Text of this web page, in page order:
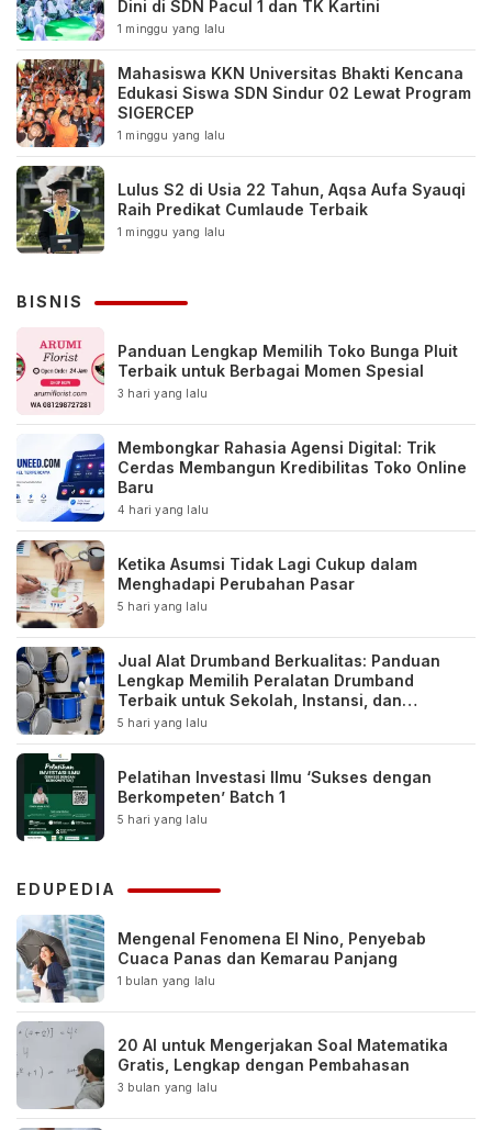
Dini di SDN Pacul 1 dan TK Kartini
1 minggu yang lalu
Mahasiswa KKN Universitas Bhakti Kencana
Edukasi Siswa SDN Sindur 02 Lewat Program
SIGERCEP
1 minggu yang lalu
Lulus S2 di Usia 22 Tahun, Aqsa Aufa Syauqi
Raih Predikat Cumlaude Terbaik
1 minggu yang lalu
BISNIS
Panduan Lengkap Memilih Toko Bunga Pluit
Terbaik untuk Berbagai Momen Spesial
3 hari yang lalu
Membongkar Rahasia Agensi Digital: Trik
Cerdas Membangun Kredibilitas Toko Online
Baru
4 hari yang lalu
Ketika Asumsi Tidak Lagi Cukup dalam
Menghadapi Perubahan Pasar
5 hari yang lalu
Jual Alat Drumband Berkualitas: Panduan
Lengkap Memilih Peralatan Drumband
Terbaik untuk Sekolah, Instansi, dan
Komunitas
5 hari yang lalu
Pelatihan Investasi Ilmu ‘Sukses dengan
Berkompeten’ Batch 1
5 hari yang lalu
EDUPEDIA
Mengenal Fenomena El Nino, Penyebab
Cuaca Panas dan Kemarau Panjang
1 bulan yang lalu
20 AI untuk Mengerjakan Soal Matematika
Gratis, Lengkap dengan Pembahasan
3 bulan yang lalu